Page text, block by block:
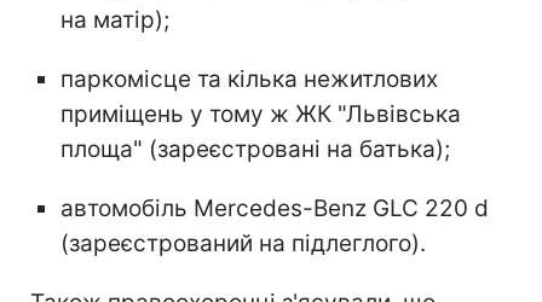
на матір);
паркомісце та кілька нежитлових
приміщень у тому ж ЖК "Львівська
площа" (зареєстровані на батька);
автомобіль Mercedes-Benz GLC 220 d
(зареєстрований на підлеглого).